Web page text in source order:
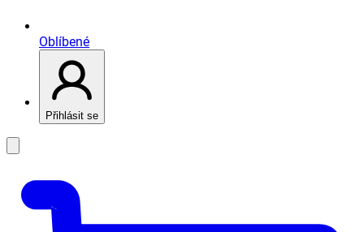
Oblíbené
Přihlásit se